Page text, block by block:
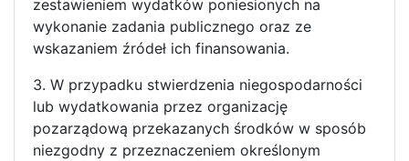
zestawieniem wydatków poniesionych na
wykonanie zadania publicznego oraz ze
wskazaniem źródeł ich finansowania.
3. W przypadku stwierdzenia niegospodarności
lub wydatkowania przez organizację
pozarządową przekazanych środków w sposób
niezgodny z przeznaczeniem określonym